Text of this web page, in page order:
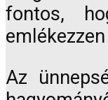
fontos,
Az